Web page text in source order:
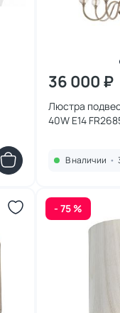
36 000 ₽
Люстра
40W E14
В наличии •
- 75 %